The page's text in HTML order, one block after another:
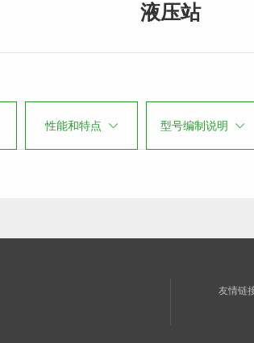
液压站
性能和特点 型号编制说明
友情链